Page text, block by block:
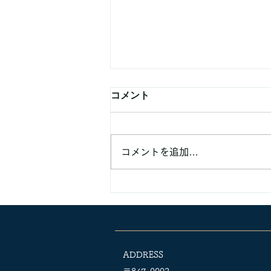
方へ
コメント
コメントを追加…
ADDRESS